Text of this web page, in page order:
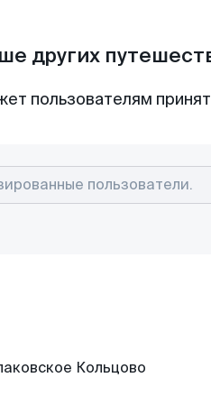
других
пользователям